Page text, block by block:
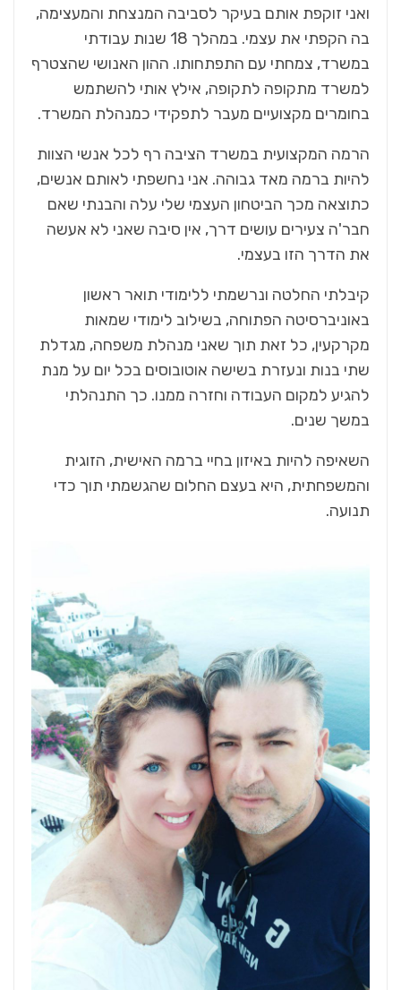
ואני זוקפת אותם בעיקר לסביבה המנצחת והמעצימה,
בה הקפתי את עצמי. במהלך 18 שנות עבודתי
במשרד, צמחתי עם התפתחותו. ההון האנושי שהצטרף
למשרד מתקופה לתקופה, אילץ אותי להשתמש
בחומרים מקצועיים מעבר לתפקידי כמנהלת המשרד.
הרמה המקצועית במשרד הציבה רף לכל אנשי הצוות
להיות ברמה מאד גבוהה. אני נחשפתי לאותם אנשים,
כתוצאה מכך הביטחון העצמי שלי עלה והבנתי שאם
חבר'ה צעירים עושים דרך, אין סיבה שאני לא אעשה
את הדרך הזו בעצמי.
קיבלתי החלטה ונרשמתי ללימודי תואר ראשון
באוניברסיטה הפתוחה, בשילוב לימודי שמאות
מקרקעין, כל זאת תוך שאני מנהלת משפחה, מגדלת
שתי בנות ונעזרת בשישה אוטובוסים בכל יום על מנת
להגיע למקום העבודה וחזרה ממנו. כך התנהלתי
במשך שנים.
השאיפה להיות באיזון בחיי ברמה האישית, הזוגית
והמשפחתית, היא בעצם החלום שהגשמתי תוך כדי
תנועה.